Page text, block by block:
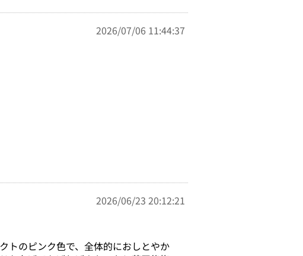
2026/07/06 11:44:37
2026/06/23 20:12:21
トのピンク色で、全体的におしとやか